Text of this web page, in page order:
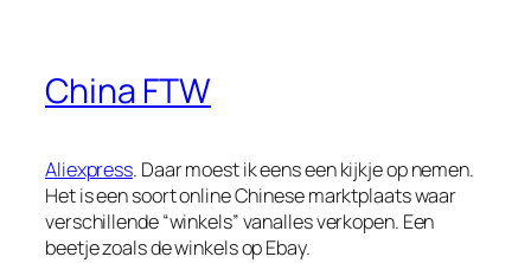
China FTW
Aliexpress. Daar moest ik eens een kijkje op nemen.
Het is een soort online Chinese marktplaats waar
verschillende “winkels” vanalles verkopen. Een
beetje zoals de winkels op Ebay.